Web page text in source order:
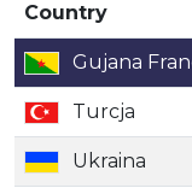
Country
CountryGujana
Turcja
Ukraina